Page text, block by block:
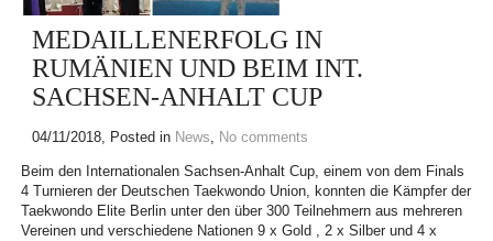
MEDAILLENERFOLG IN
RUMÄNIEN UND BEIM INT.
SACHSEN-ANHALT CUP
04/11/2018, Posted in News, No comments
Beim den Internationalen Sachsen-Anhalt Cup, einem von dem Finals
4 Turnieren der Deutschen Taekwondo Union, konnten die Kämpfer der
Taekwondo Elite Berlin unter den über 300 Teilnehmern aus mehreren
Vereinen und verschiedene Nationen 9 x Gold , 2 x Silber und 4 x